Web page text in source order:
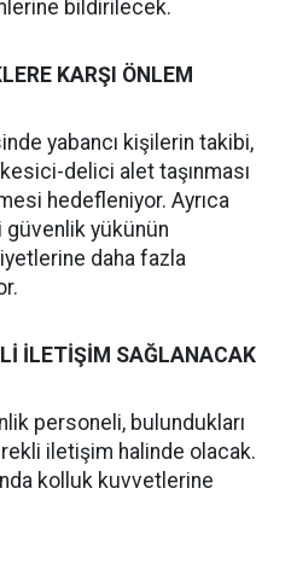
bildirilecek.
KARŞI ÖNLEM
yabancı kişilerin takibi,
delici alet taşınması
hedefleniyor. Ayrıca
yükünün
daha fazla
İLETİŞİM SAĞLANACAK
personeli, bulundukları
iletişim halinde olacak.
kolluk kuvvetlerine